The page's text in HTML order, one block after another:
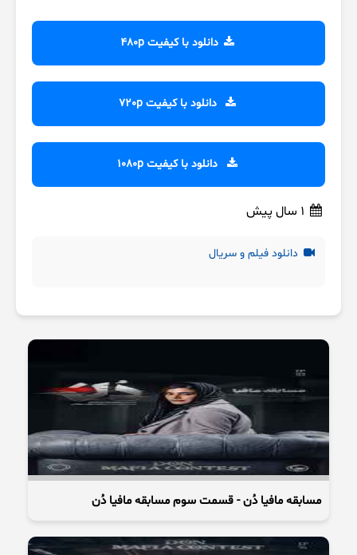
دانلود با کیفیت 480p
دانلود با کیفیت 720p
دانلود با کیفیت 1080p
دانلود فیلم و سریال
مسابقه مافیا دُن - قسمت سوم مسابقه مافیا دُن